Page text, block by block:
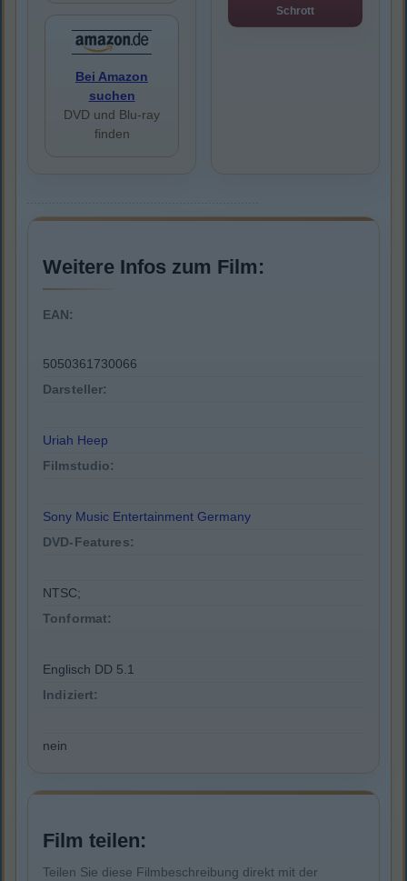
Bei Amazon
suchen
DVD und Blu-ray
finden
Schrott
Weitere Infos zum Film:
EAN:
5050361730066
Darsteller:
Uriah Heep
Filmstudio:
Sony Music Entertainment Germany
DVD-Features:
NTSC;
Tonformat:
Englisch DD 5.1
Indiziert:
nein
Film teilen:
Teilen Sie diese Filmbeschreibung direkt mit der